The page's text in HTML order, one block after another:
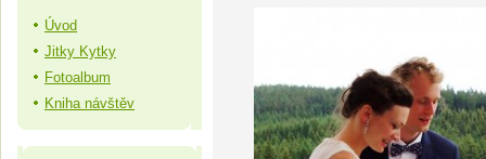
Úvod
Jitky Kytky
Fotoalbum
Kniha návštěv